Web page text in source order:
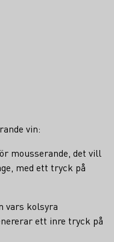
vin:
mousserande, det vill
med ett tryck på
vars kolsyra
ett inre tryck på